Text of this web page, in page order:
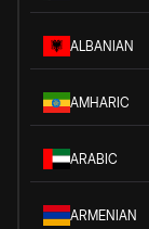
ALBANIAN
AMHARIC
ARABIC
ARMENIAN